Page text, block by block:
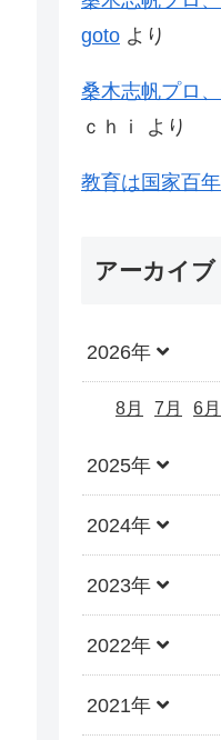
goto より
桑木志帆プロ
ｃｈｉ
より
教育は国家百
アーカイブ
2026年
8月 7月 6月
2025年
2024年
2023年
2022年
2021年